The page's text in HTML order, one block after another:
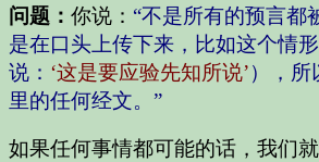
问题： 你说： “不是所有的预言都
是在口头上传下来，比如这个情
说： ‘这是要应验先知所说’），所
里的任何经文。”
如果任何事情都可能的话，我们就